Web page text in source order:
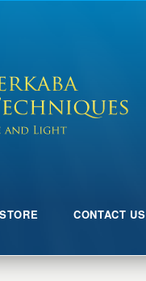
STORE CONTACT US